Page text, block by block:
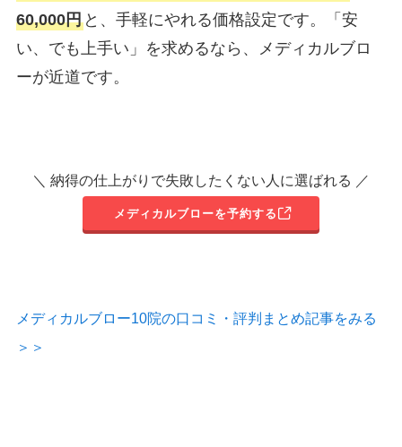
60,000円と、手軽にやれる価格設定です。「安
い、でも上手い」を求めるなら、メディカルブロ
ーが近道です。
＼ 納得の仕上がりで失敗したくない人に選ばれる ／
メディカルブローを予約する
メディカルブロー10院の口コミ・評判まとめ記事をみる
＞＞